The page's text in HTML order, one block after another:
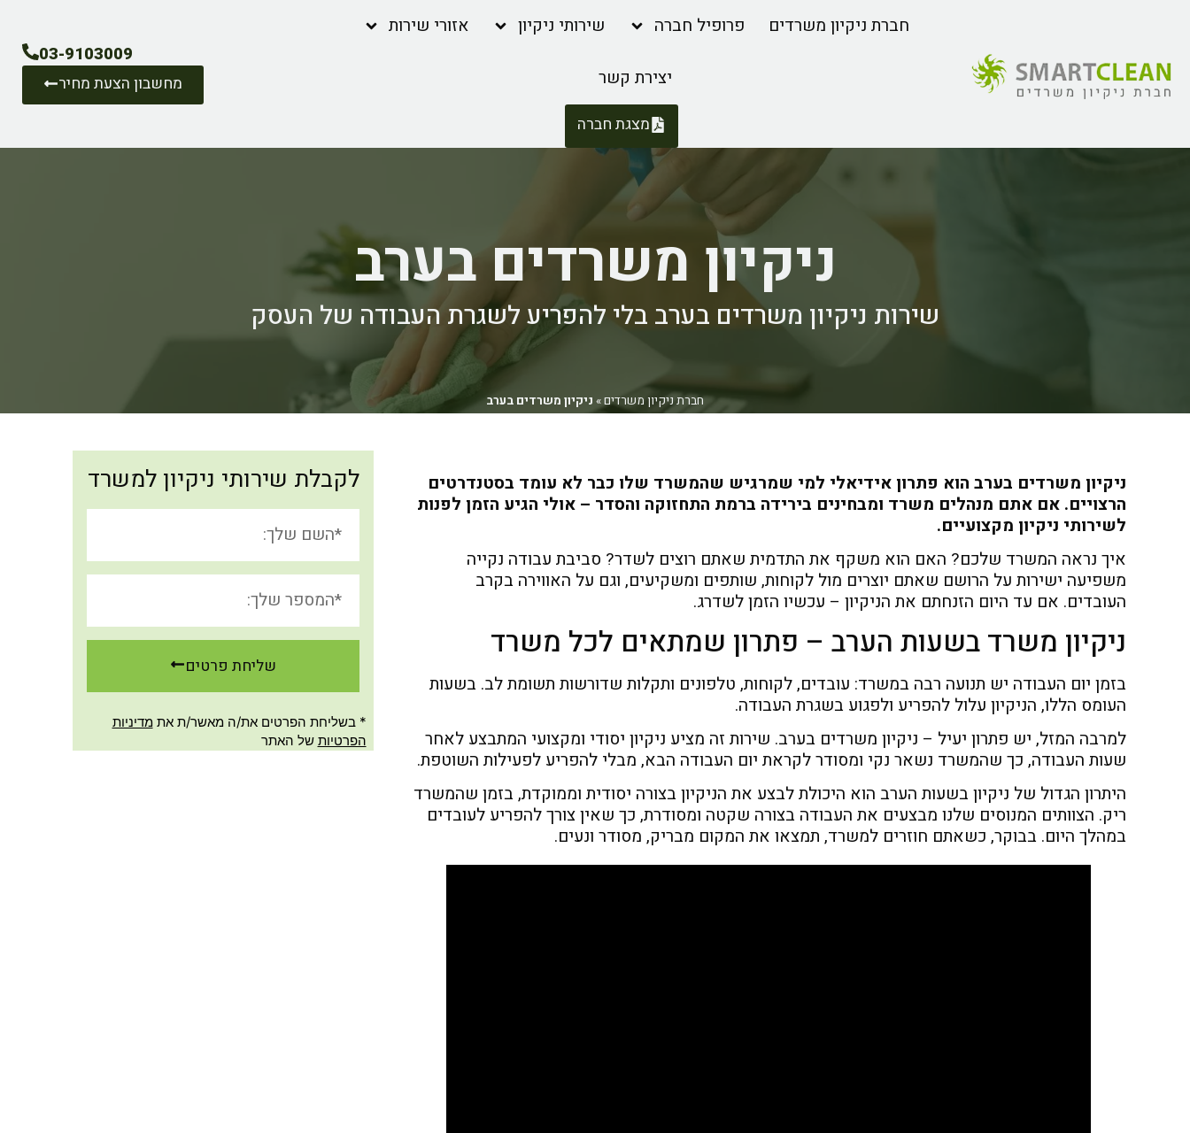
חברת ניקיון משרדים פרופיל חברה שירותי ניקיון אזורי שירות
יצירת קשר
מצגת חברה
03-9103009
מחשבון הצעת מחיר
ניקיון משרדים בערב
שירות ניקיון משרדים בערב בלי להפריע לשגרת העבודה של העסק
חברת ניקיון משרדים» ניקיון משרדים בערב
ניקיון משרדים בערב הוא פתרון אידיאלי למי שמרגיש שהמשרד שלו כבר לא עומד בסטנדרטים
הרצויים. אם אתם מנהלים משרד ומבחינים בירידה ברמת התחזוקה והסדר – אולי הגיע הזמן לפנות
לשירותי ניקיון מקצועיים.
איך נראה המשרד שלכם? האם הוא משקף את התדמית שאתם רוצים לשדר? סביבת עבודה נקייה
משפיעה ישירות על הרושם שאתם יוצרים מול לקוחות, שותפים ומשקיעים, וגם על האווירה בקרב
העובדים. אם עד היום הזנחתם את הניקיון – עכשיו הזמן לשדרג.
ניקיון משרד בשעות הערב – פתרון שמתאים לכל משרד
בזמן יום העבודה יש תנועה רבה במשרד: עובדים, לקוחות, טלפונים ותקלות שדורשות תשומת לב. בשעות
העומס הללו, הניקיון עלול להפריע ולפגוע בשגרת העבודה.
למרבה המזל, יש פתרון יעיל – ניקיון משרדים בערב. שירות זה מציע ניקיון יסודי ומקצועי המתבצע לאחר
שעות העבודה, כך שהמשרד נשאר נקי ומסודר לקראת יום העבודה הבא, מבלי להפריע לפעילות השוטפת.
היתרון הגדול של ניקיון בשעות הערב הוא היכולת לבצע את הניקיון בצורה יסודית וממוקדת, בזמן שהמשרד
ריק. הצוותים המנוסים שלנו מבצעים את העבודה בצורה שקטה ומסודרת, כך שאין צורך להפריע לעובדים
במהלך היום. בבוקר, כשאתם חוזרים למשרד, תמצאו את המקום מבריק, מסודר ונעים.
לקבלת שירותי ניקיון למשרד
שליחת פרטים
* בשליחת הפרטים את/ה מאשר/ת אתמדיניות
הפרטיות של האתר